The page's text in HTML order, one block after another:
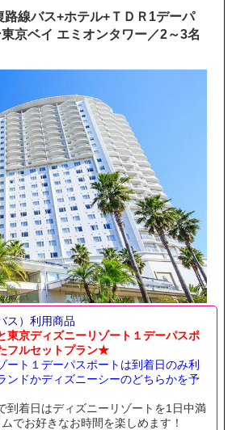
線バス+ホテル+ＴＤＲ1デーパ
京ベイ エミオンタワー／2～3名
ス）利用商品
東京ディズニーリゾート１デーパスポ
フルセットプラン★
ト１デーパスポートは到着日のみ利
ンドかディズニーシーのどちらかを予
到着日はディズニーリゾートを1日中満
でお好きなお時間を楽しめます！